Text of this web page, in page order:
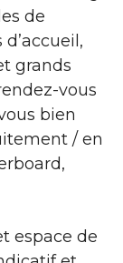
de
grands
vous
bien
/ en
espace de